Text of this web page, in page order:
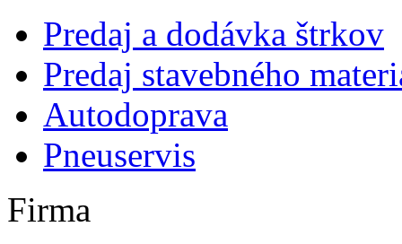
Predaj a dodávka štrkov
Predaj stavebného
Autodoprava
Pneuservis
Firma